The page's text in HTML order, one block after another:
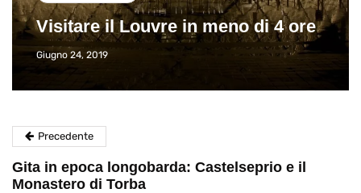
Visitare il Louvre in meno di 4 ore
Giugno 24, 2019
Precedente
Gita in epoca longobarda: Castelseprio e il
Monastero di Torba